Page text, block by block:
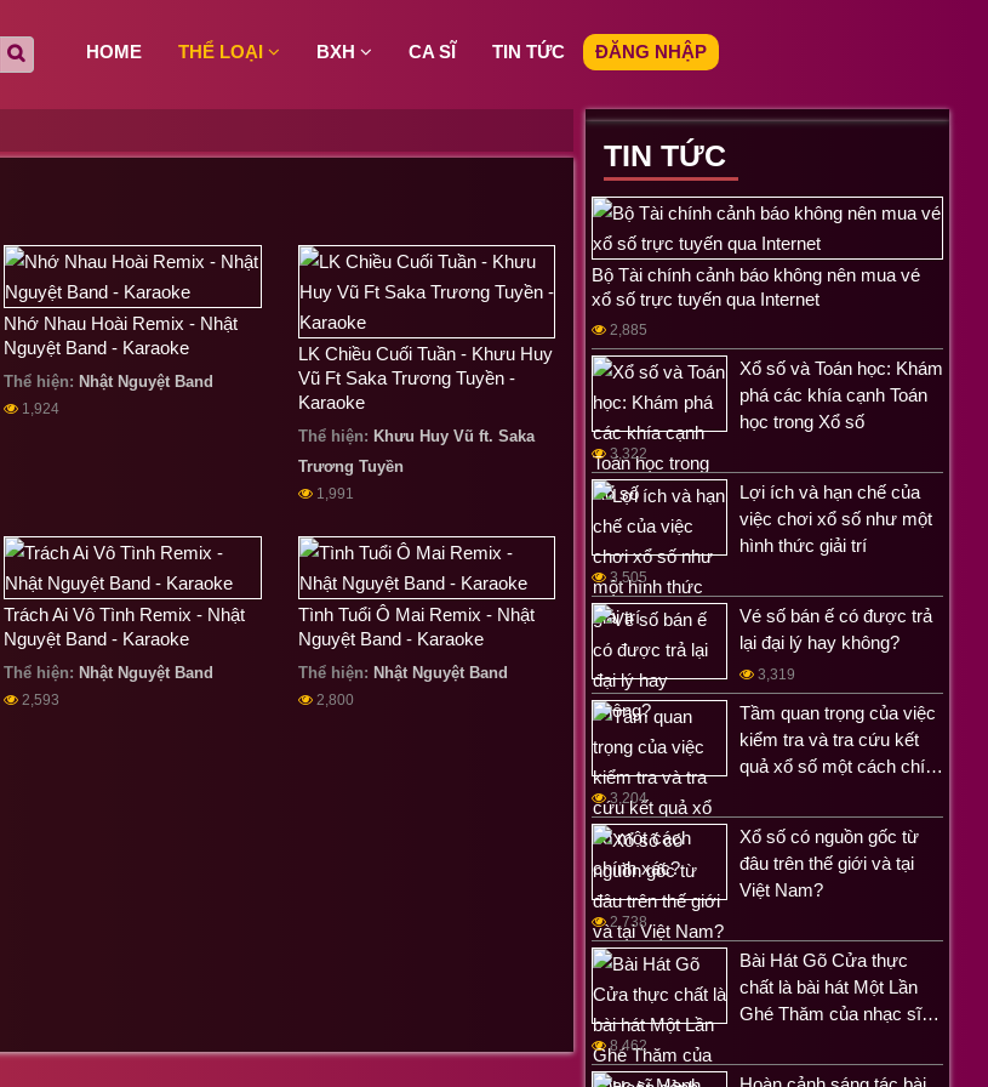
HOME THỂ LOẠI BXH CA SĨ TIN TỨC ĐĂNG NHẬP
Nhớ Nhau Hoài Remix - Nhật
Nguyệt Band - Karaoke
Thể hiện: Nhật Nguyệt Band
1,924
LK Chiều Cuối Tuần - Khưu Huy
Vũ Ft Saka Trương Tuyền -
Karaoke
Thể hiện: Khưu Huy Vũ ft. Saka
Trương Tuyền
1,991
Trách Ai Vô Tình Remix - Nhật
Nguyệt Band - Karaoke
Thể hiện: Nhật Nguyệt Band
2,593
Tình Tuổi Ô Mai Remix - Nhật
Nguyệt Band - Karaoke
Thể hiện: Nhật Nguyệt Band
2,800
TIN TỨC
Bộ Tài chính cảnh báo không nên mua vé
xổ số trực tuyến qua Internet
2,885
Xổ số và Toán học: Khám
phá các khía cạnh Toán
học trong Xổ số
3,322
Lợi ích và hạn chế của
việc chơi xổ số như một
hình thức giải trí
3,505
Vé số bán ế có được trả
lại đại lý hay không?
3,319
Tầm quan trọng của việc
kiểm tra và tra cứu kết
quả xổ số một cách chí…
3,204
Xổ số có nguồn gốc từ
đâu trên thế giới và tại
Việt Nam?
2,738
Bài Hát Gõ Cửa thực
chất là bài hát Một Lần
Ghé Thăm của nhạc sĩ…
8,462